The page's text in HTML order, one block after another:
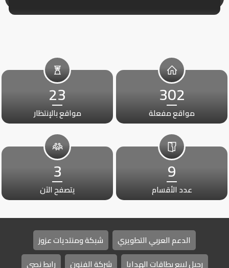
302
مواقع مفعلة
23
مواقع بالإنتظار
9
عدد الأقسام
3
يتصفح الآن
الدعم العربي التطويري
شبكة ومنتديات عزوز
رحيل لبيع بطاقات الهدايا
شركة الفنون رابط نصي